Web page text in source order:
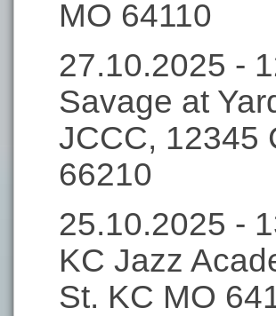
MO 64110
27.10.2025 -
Savage at
JCCC, 12345
66210
25.10.2025 -
KC Jazz
St. KC MO